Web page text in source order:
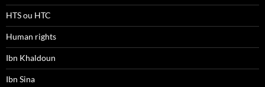
HTS ou HTC
Human rights
Ibn Khaldoun
Ibn Sina